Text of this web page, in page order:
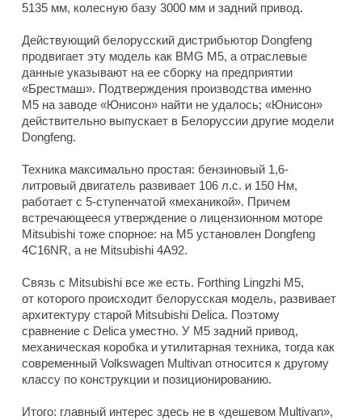
5135 мм, колесную базу 3000 мм и задний привод.
Действующий белорусский дистрибьютор Dongfeng
продвигает эту модель как BMG M5, а отраслевые
данные указывают на ее сборку на предприятии
«Брестмаш». Подтверждения производства именно
M5 на заводе «Юнисон» найти не удалось; «Юнисон»
действительно выпускает в Белоруссии другие модели
Dongfeng.
Техника максимально простая: бензиновый 1,6-
литровый двигатель развивает 106 л.с. и 150 Нм,
работает с 5-ступенчатой «механикой». Причем
встречающееся утверждение о лицензионном моторе
Mitsubishi тоже спорное: на M5 установлен Dongfeng
4C16NR, а не Mitsubishi 4A92.
Связь с Mitsubishi все же есть. Forthing Lingzhi M5,
от которого происходит белорусская модель, развивает
архитектуру старой Mitsubishi Delica. Поэтому
сравнение с Delica уместно. У M5 задний привод,
механическая коробка и утилитарная техника, тогда как
современный Volkswagen Multivan относится к другому
классу по конструкции и позиционированию.
Итого: главный интерес здесь не в «дешевом Multivan»,